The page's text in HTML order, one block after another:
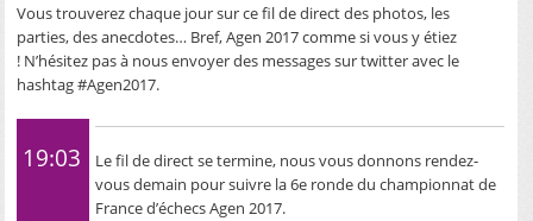
Vous trouverez chaque jour sur ce fil de direct des photos, les
parties, des anecdotes… Bref, Agen 2017 comme si vous y étiez
! N’hésitez pas à nous envoyer des messages sur twitter avec le
hashtag #Agen2017.
19:03
Le fil de direct se termine, nous vous donnons rendez-
vous demain pour suivre la 6e ronde du championnat de
France d’échecs Agen 2017.